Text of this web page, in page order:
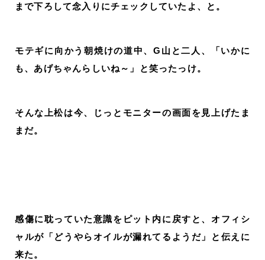
まで下ろして念入りにチェックしていたよ、と。
モテギに向かう朝焼けの道中、G山と二人、「いかに
も、あげちゃんらしいね～」と笑ったっけ。
そんな上松は今、じっとモニターの画面を見上げたま
まだ。
感傷に耽っていた意識をピット内に戻すと、オフィシ
ャルが「どうやらオイルが漏れてるようだ」と伝えに
来た。